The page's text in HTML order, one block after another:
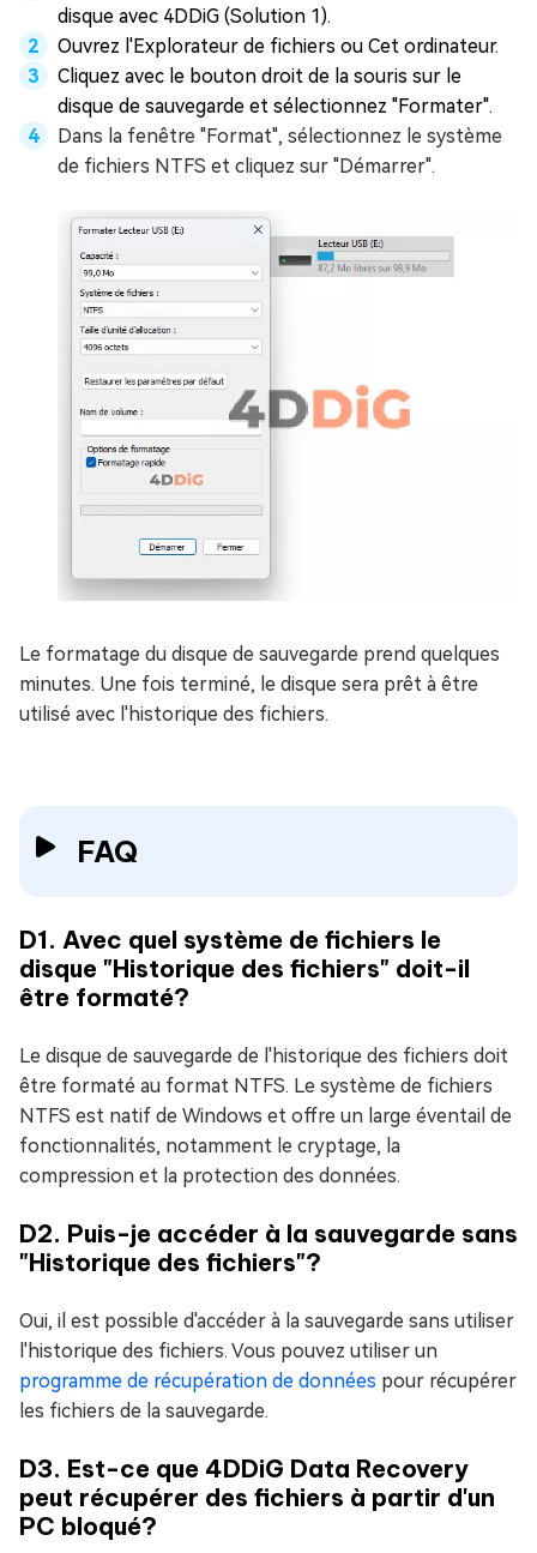
disque avec 4DDiG (Solution 1).
Ouvrez l'Explorateur de fichiers ou Cet ordinateur.
Cliquez avec le bouton droit de la souris sur le
disque de sauvegarde et sélectionnez "Formater".
Dans la fenêtre "Format", sélectionnez le système
de fichiers NTFS et cliquez sur "Démarrer".
Le formatage du disque de sauvegarde prend quelques
minutes. Une fois terminé, le disque sera prêt à être
utilisé avec l'historique des fichiers.
FAQ
D1. Avec quel système de fichiers le
disque "Historique des fichiers" doit-il
être formaté?
Le disque de sauvegarde de l'historique des fichiers doit
être formaté au format NTFS. Le système de fichiers
NTFS est natif de Windows et offre un large éventail de
fonctionnalités, notamment le cryptage, la
compression et la protection des données.
D2. Puis-je accéder à la sauvegarde sans
"Historique des fichiers"?
Oui, il est possible d'accéder à la sauvegarde sans utiliser
l'historique des fichiers. Vous pouvez utiliser un
programme de récupération de données pour récupérer
les fichiers de la sauvegarde.
D3. Est-ce que 4DDiG Data Recovery
peut récupérer des fichiers à partir d'un
PC bloqué?